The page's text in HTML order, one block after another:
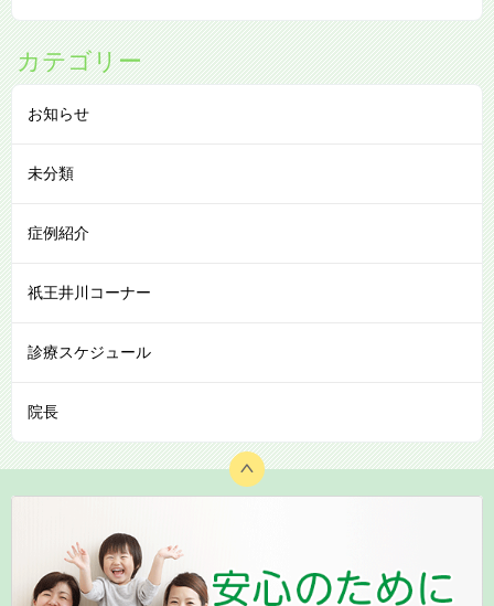
カテゴリー
お知らせ
未分類
症例紹介
祇王井川コーナー
診療スケジュール
院長